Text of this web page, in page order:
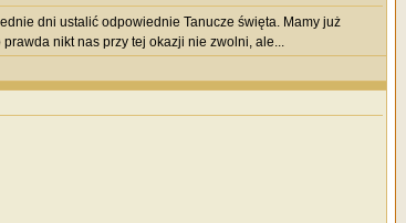
dni ustalić odpowiednie Tanucze święta. Mamy już
nikt nas przy tej okazji nie zwolni, ale...